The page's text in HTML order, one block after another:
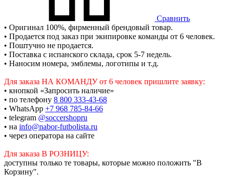
Сравнить
• Оригинал 100%, фирменный брендовый товар.
• Продается под заказ при экипировке команды от 6 человек.
• Поштучно не продается.
• Поставка с испанского склада, срок 5-7 недель.
• Наносим номера, эмблемы, логотипы и т.д.
Для заказа НА КОМАНДУ от 6 человек пришлите заявку:
• кнопкой «Запросить наличие»
• по телефону 8 800 333-43-68
• WhatsApp +7 968 785-84-66
• telegram @soccershopru
• на info@nabor-futbolista.ru
• через оператора на сайте
Для заказа В РОЗНИЦУ:
доступны только те товары, которые можно положить "В
Корзину".